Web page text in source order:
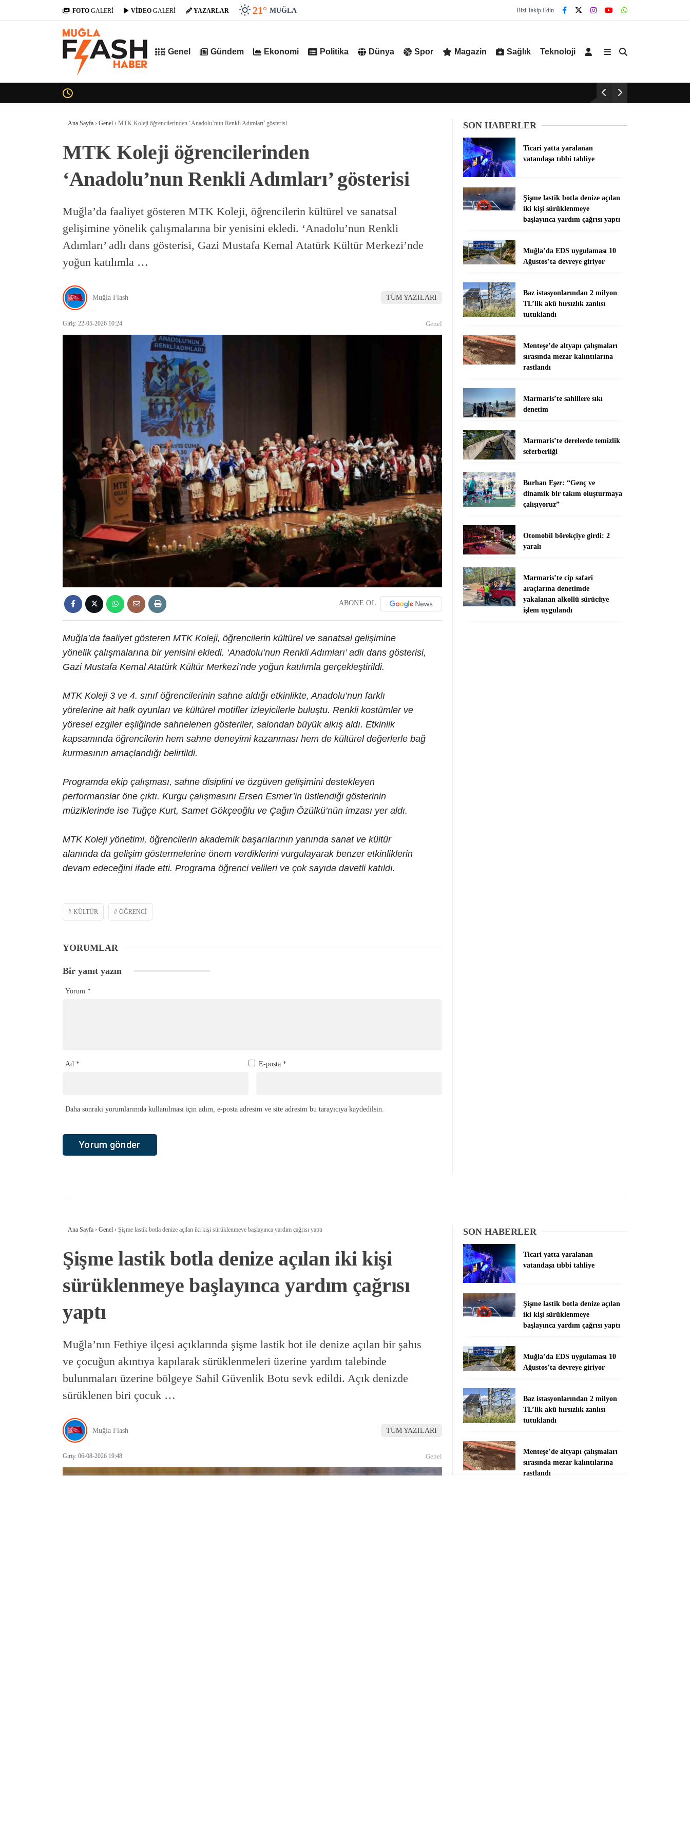
FOTO GALERİ VİDEO GALERİ YAZARLAR 21° MUĞLA Bizi Takip Edin
Genel Gündem Ekonomi Politika Dünya Spor Magazin Sağlık Teknoloji
Ana Sayfa › Genel › MTK Koleji öğrencilerinden ‘Anadolu’nun Renkli Adımları’ gösterisi
MTK Koleji öğrencilerinden
‘Anadolu’nun Renkli Adımları’ gösterisi
Muğla’da faaliyet gösteren MTK Koleji, öğrencilerin kültürel ve sanatsal
gelişimine yönelik çalışmalarına bir yenisini ekledi. ‘Anadolu’nun Renkli
Adımları’ adlı dans gösterisi, Gazi Mustafa Kemal Atatürk Kültür Merkezi’nde
yoğun katılımla …
Muğla Flash TÜM YAZILARI
Giriş: 22-05-2026 10:24 Genel
ABONE OL
Muğla’da faaliyet gösteren MTK Koleji, öğrencilerin kültürel ve sanatsal gelişimine
yönelik çalışmalarına bir yenisini ekledi. ‘Anadolu’nun Renkli Adımları’ adlı dans gösterisi,
Gazi Mustafa Kemal Atatürk Kültür Merkezi’nde yoğun katılımla gerçekleştirildi.
MTK Koleji 3 ve 4. sınıf öğrencilerinin sahne aldığı etkinlikte, Anadolu’nun farklı
yörelerine ait halk oyunları ve kültürel motifler izleyicilerle buluştu. Renkli kostümler ve
yöresel ezgiler eşliğinde sahnelenen gösteriler, salondan büyük alkış aldı. Etkinlik
kapsamında öğrencilerin hem sahne deneyimi kazanması hem de kültürel değerlerle bağ
kurmasının amaçlandığı belirtildi.
Programda ekip çalışması, sahne disiplini ve özgüven gelişimini destekleyen
performanslar öne çıktı. Kurgu çalışmasını Ersen Esmer’in üstlendiği gösterinin
müziklerinde ise Tuğçe Kurt, Samet Gökçeoğlu ve Çağın Özülkü’nün imzası yer aldı.
MTK Koleji yönetimi, öğrencilerin akademik başarılarının yanında sanat ve kültür
alanında da gelişim göstermelerine önem verdiklerini vurgulayarak benzer etkinliklerin
devam edeceğini ifade etti. Programa öğrenci velileri ve çok sayıda davetli katıldı.
KÜLTÜR ÖĞRENCI
YORUMLAR
Bir yanıt yazın
Yorum *
Ad * E-posta *
Daha sonraki yorumlarımda kullanılması için adım, e-posta adresim ve site adresim bu tarayıcıya kaydedilsin.
SON HABERLER
Ticari yatta yaralanan
vatandaşa tıbbi tahliye
Şişme lastik botla denize açılan
iki kişi sürüklenmeye
başlayınca yardım çağrısı yaptı
Muğla’da EDS uygulaması 10
Ağustos’ta devreye giriyor
Baz istasyonlarından 2 milyon
TL’lik akü hırsızlık zanlısı
tutuklandı
Menteşe’de altyapı çalışmaları
sırasında mezar kalıntılarına
rastlandı
Marmaris’te sahillere sıkı
denetim
Marmaris’te derelerde temizlik
seferberliği
Burhan Eşer: “Genç ve
dinamik bir takım oluşturmaya
çalışıyoruz”
Otomobil börekçiye girdi: 2
yaralı
Marmaris’te cip safari
araçlarına denetimde
yakalanan alkollü sürücüye
işlem uygulandı
Ana Sayfa › Genel › Şişme lastik botla denize açılan iki kişi sürüklenmeye başlayınca yardım çağrısı yaptı
Şişme lastik botla denize açılan iki kişi
sürüklenmeye başlayınca yardım çağrısı
yaptı
Muğla’nın Fethiye ilçesi açıklarında şişme lastik bot ile denize açılan bir şahıs
ve çocuğun akıntıya kapılarak sürüklenmeleri üzerine yardım talebinde
bulunmaları üzerine bölgeye Sahil Güvenlik Botu sevk edildi. Açık denizde
sürüklenen biri çocuk …
Muğla Flash TÜM YAZILARI
Giriş: 06-08-2026 19:48 Genel
SON HABERLER
Ticari yatta yaralanan
vatandaşa tıbbi tahliye
Şişme lastik botla denize açılan
iki kişi sürüklenmeye
başlayınca yardım çağrısı yaptı
Muğla’da EDS uygulaması 10
Ağustos’ta devreye giriyor
Baz istasyonlarından 2 milyon
TL’lik akü hırsızlık zanlısı
tutuklandı
Menteşe’de altyapı çalışmaları
sırasında mezar kalıntılarına
rastlandı